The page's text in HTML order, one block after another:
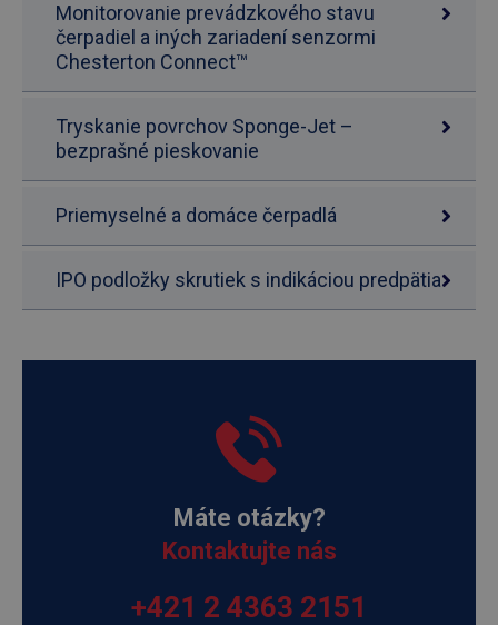
Monitorovanie prevádzkového stavu
čerpadiel a iných zariadení senzormi
Chesterton Connect™
Tryskanie povrchov Sponge-Jet –
bezprašné pieskovanie
Priemyselné a domáce čerpadlá
IPO podložky skrutiek s indikáciou predpätia
Máte otázky?
Kontaktujte nás
+421 2 4363 2151